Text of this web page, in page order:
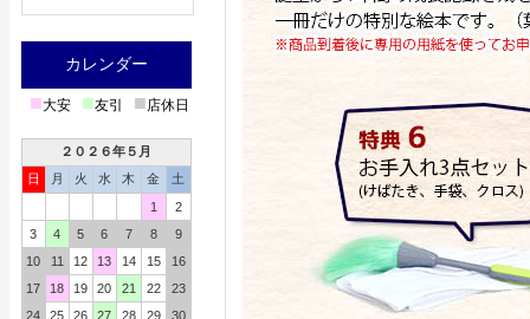
カレンダー
■大安 ■友引 ■店休日
２０２６年５月
日
月 火 水 木 金
土
1
2
3
4 5 6 7 8
9
10
11 12 13 14 15
16
17
18 19 20 21 22
23
24
25 26 27 28 29
30